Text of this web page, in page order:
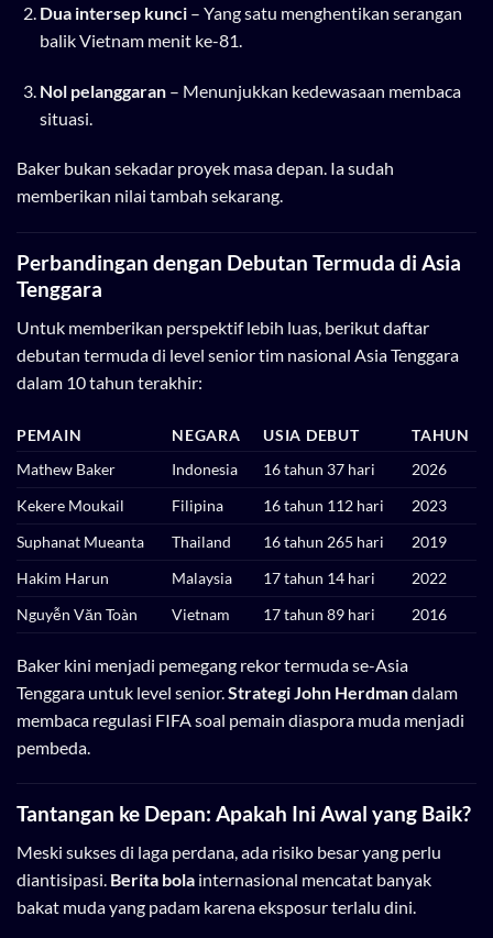
Dua intersep kunci– Yang satu menghentikan serangan
balik Vietnam menit ke-81.
Nol pelanggaran– Menunjukkan kedewasaan membaca
situasi.
Baker bukan sekadar proyek masa depan. Ia sudah
memberikan nilai tambah sekarang.
Perbandingan dengan Debutan Termuda di Asia
Tenggara
Untuk memberikan perspektif lebih luas, berikut daftar
debutan termuda di level senior tim nasional Asia Tenggara
dalam 10 tahun terakhir:
PEMAIN NEGARA USIA DEBUT
TAHUN
Mathew Baker
Indonesia 16 tahun 37 hari
2026
Kekere Moukail
Filipina 16 tahun 112 hari
2023
Suphanat Mueanta
Thailand 16 tahun 265 hari
2019
Hakim Harun
Malaysia 17 tahun 14 hari
2022
Nguyễn Văn Toàn
Vietnam 17 tahun 89 hari 2016
Baker kini menjadi pemegang rekor termuda se-Asia
Tenggara untuk level senior. Strategi John Herdmandalam
membaca regulasi FIFA soal pemain diaspora muda menjadi
pembeda.
Tantangan ke Depan: Apakah Ini Awal yang Baik?
Meski sukses di laga perdana, ada risiko besar yang perlu
diantisipasi. Berita bola internasional mencatat banyak
bakat muda yang padam karena eksposur terlalu dini.